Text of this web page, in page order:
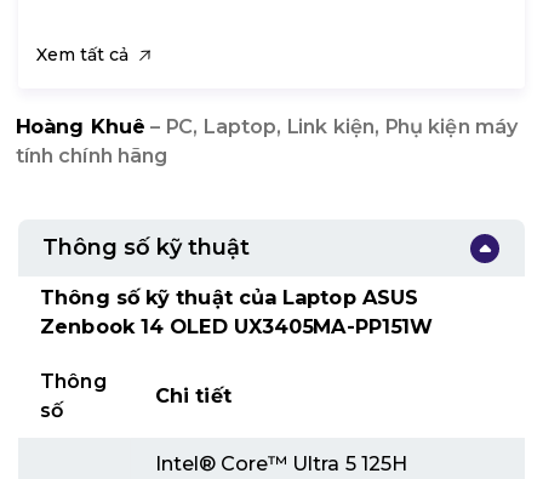
Xem tất cả
Hoàng Khuê – PC, Laptop, Link kiện, Phụ kiện máy
tính chính hãng
Thông số kỹ thuật
Thông số kỹ thuật của Laptop ASUS
Zenbook 14 OLED UX3405MA-PP151W
Thông
số
Chi tiết
Intel® Core™ Ultra 5 125H